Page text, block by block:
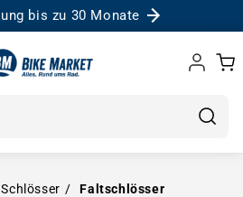
bis zu 30 Monate
Einloggen
Schlösser Faltschlösser